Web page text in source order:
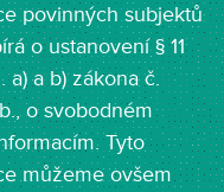
povinných subjektů
o ustanovení § 11
a) a b) zákona č.
o svobodném
Tyto
můžeme ovšem